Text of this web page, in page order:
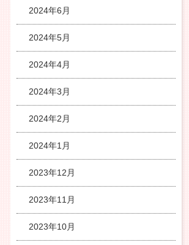
2024年6月
2024年5月
2024年4月
2024年3月
2024年2月
2024年1月
2023年12月
2023年11月
2023年10月